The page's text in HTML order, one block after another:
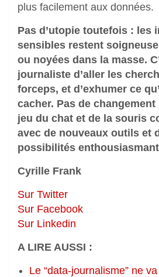
plus facilement aux données.
Pas d’utopie toutefois : les
sensibles restent
ou noyées dans la masse.
journaliste d’aller les
forceps, et d’exhumer ce
cacher. Pas de
jeu du chat et de la souris
avec de nouveaux outils et
possibilités
Cyrille Frank
Sur Twitter
Sur Facebook
Sur Linkedin
A LIRE AUSSI :
Le “data-journalisme” ne